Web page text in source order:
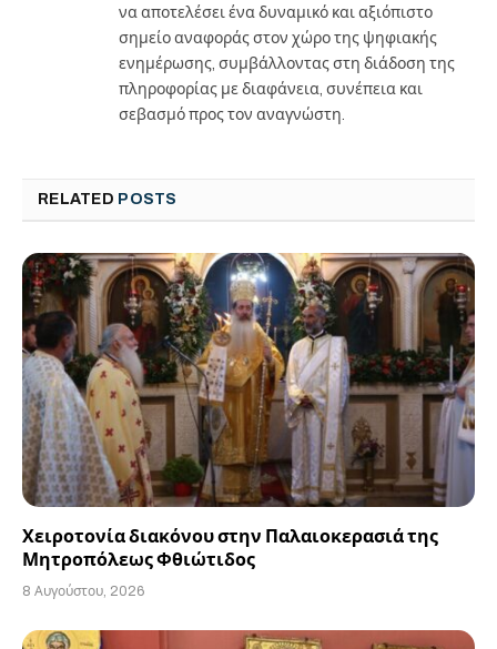
να αποτελέσει ένα δυναμικό και αξιόπιστο
σημείο αναφοράς στον χώρο της ψηφιακής
ενημέρωσης, συμβάλλοντας στη διάδοση της
πληροφορίας με διαφάνεια, συνέπεια και
σεβασμό προς τον αναγνώστη.
RELATED POSTS
Χειροτονία διακόνου στην Παλαιοκερασιά της
Μητροπόλεως Φθιώτιδος
8 Αυγούστου, 2026